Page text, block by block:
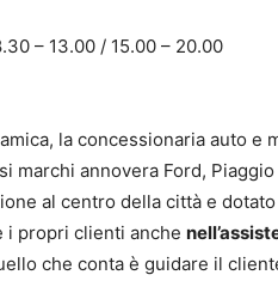
– 13.00 / 15.00 – 20.00
la concessionaria auto e
marchi annovera Ford,
al centro della città e
i propri clienti anche
che conta è guidare il